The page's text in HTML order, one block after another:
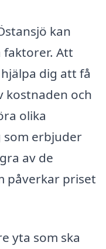
kan
Att
dig att få
kostnaden och
olika
erbjuder
av de
påverkar priset
yta som ska